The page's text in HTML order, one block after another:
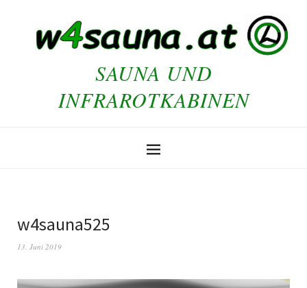
SAUNA UND
INFRAROTKABINEN
w4sauna525
13. Juni 2019